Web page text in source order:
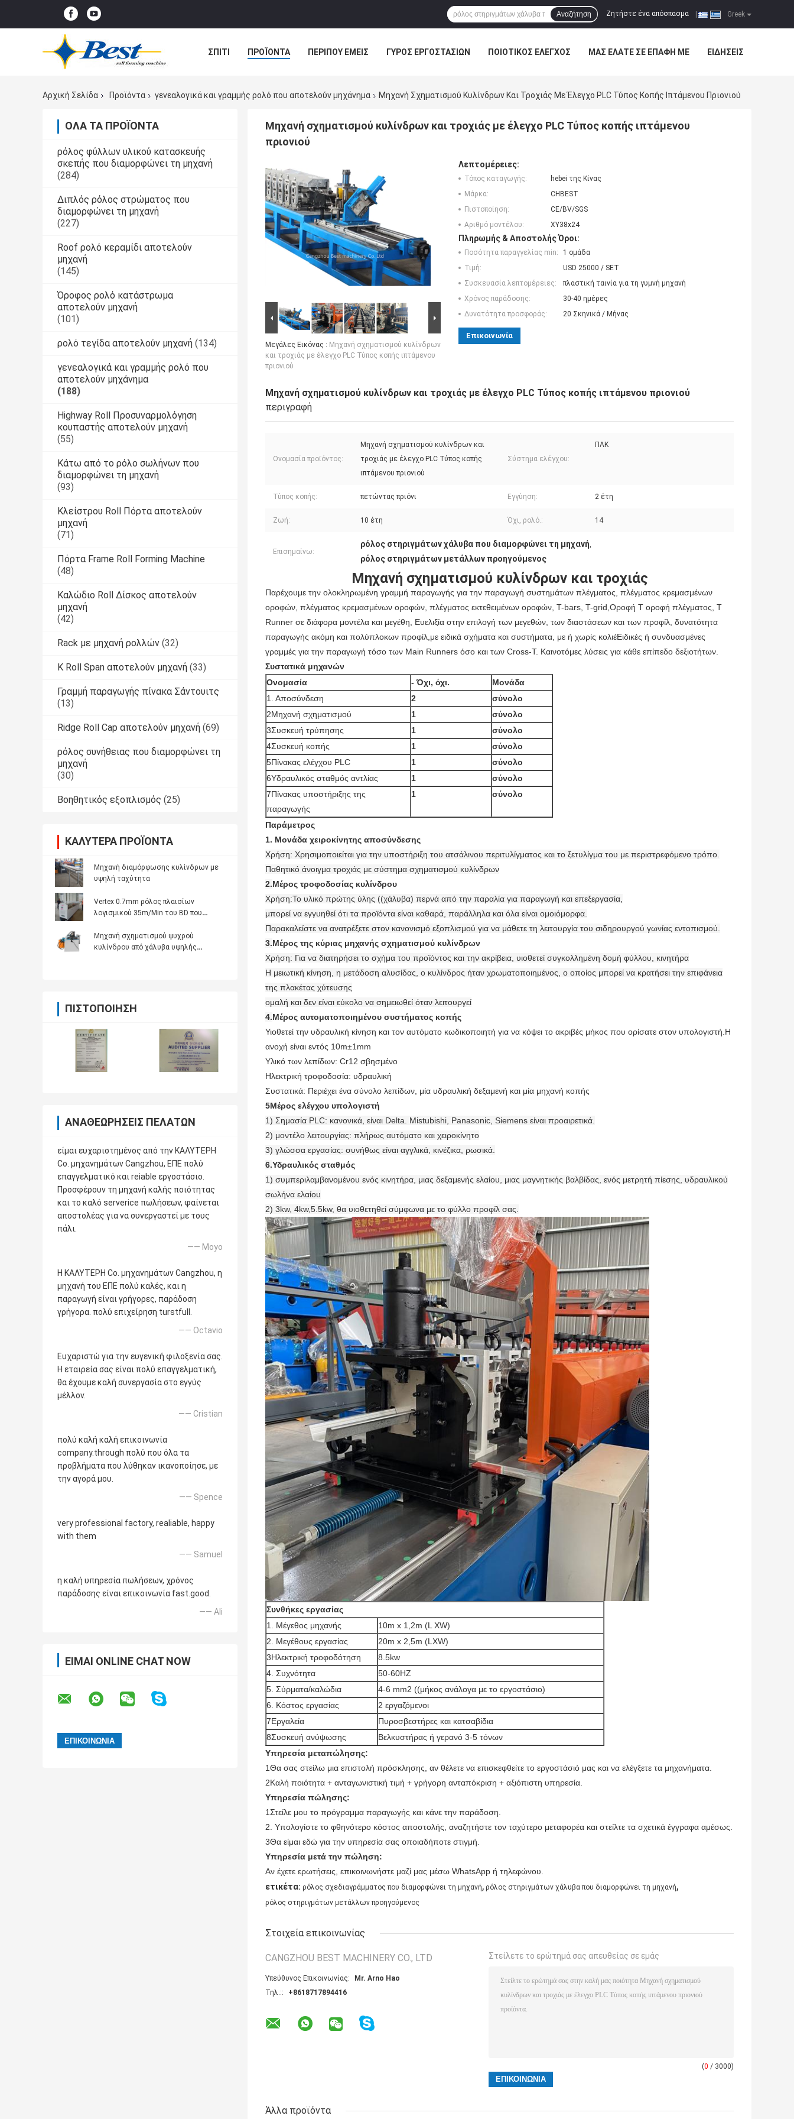
Greek
Ζητήστε ένα απόσπασμα
Αναζήτηση
ΣΠΊΤΙ ΠΡΟΪΌΝΤΑ ΠΕΡΊΠΟΥ ΕΜΕΊΣ ΓΎΡΟΣ ΕΡΓΟΣΤΑΣΊΩΝ ΠΟΙΟΤΙΚΌΣ ΈΛΕΓΧΟΣ ΜΑΣ ΕΛΆΤΕ ΣΕ ΕΠΑΦΉ ΜΕ ΕΙΔΉΣΕΙΣ
Αρχική Σελίδα
Προϊόντα γενεαλογικά και γραμμής ρολό που αποτελούν μηχάνημα Μηχανή Σχηματισμού Κυλίνδρων Και Τροχιάς Με Έλεγχο PLC Τύπος Κοπής Ιπτάμενου Πριονιού
ΌΛΑ ΤΑ ΠΡΟΪΌΝΤΑ
ρόλος φύλλων υλικού κατασκευής
σκεπής που διαμορφώνει τη μηχανή
(284)
Διπλός ρόλος στρώματος που
διαμορφώνει τη μηχανή
(227)
Roof ρολό κεραμίδι αποτελούν
μηχανή
(145)
Όροφος ρολό κατάστρωμα
αποτελούν μηχανή
(101)
ρολό τεγίδα αποτελούν μηχανή (134)
γενεαλογικά και γραμμής ρολό που
αποτελούν μηχάνημα
(188)
Highway Roll Προσυναρμολόγηση
κουπαστής αποτελούν μηχανή
(55)
Κάτω από το ρόλο σωλήνων που
διαμορφώνει τη μηχανή
(93)
Κλείστρου Roll Πόρτα αποτελούν
μηχανή
(71)
Πόρτα Frame Roll Forming Machine
(48)
Καλώδιο Roll Δίσκος αποτελούν
μηχανή
(42)
Rack με μηχανή ρολλών (32)
Κ Roll Span αποτελούν μηχανή (33)
Γραμμή παραγωγής πίνακα Σάντουιτς
(13)
Ridge Roll Cap αποτελούν μηχανή (69)
ρόλος συνήθειας που διαμορφώνει τη
μηχανή
(30)
Βοηθητικός εξοπλισμός (25)
ΚΑΛΎΤΕΡΑ ΠΡΟΪΌΝΤΑ
Μηχανή διαμόρφωσης κυλίνδρων με
υψηλή ταχύτητα
Vertex 0.7mm ρόλος πλαισίων
λογισμικού 35m/Min του BD που
Μηχανή σχηματισμού ψυχρού
κυλίνδρου από χάλυβα υψηλής
ΠΙΣΤΟΠΟΊΗΣΗ
ΑΝΑΘΕΩΡΉΣΕΙΣ ΠΕΛΑΤΏΝ
είμαι ευχαριστημένος από την ΚΑΛΥΤΕΡΗ
Co. μηχανημάτων Cangzhou, ΕΠΕ πολύ
επαγγελματικό και reiable εργοστάσιο.
Προσφέρουν τη μηχανή καλής ποιότητας
και το καλό serverice πωλήσεων, φαίνεται
αποστολέας για να συνεργαστεί με τους
πάλι.
—— Moyo
Η ΚΑΛΥΤΕΡΗ Co. μηχανημάτων Cangzhou, η
μηχανή του ΕΠΕ πολύ καλές, και η
παραγωγή είναι γρήγορες, παράδοση
γρήγορα. πολύ επιχείρηση turstfull.
—— Octavio
Ευχαριστώ για την ευγενική φιλοξενία σας.
Η εταιρεία σας είναι πολύ επαγγελματική,
θα έχουμε καλή συνεργασία στο εγγύς
μέλλον.
—— Cristian
πολύ καλή καλή επικοινωνία
company.through πολύ που όλα τα
προβλήματα που λύθηκαν ικανοποίησε, με
την αγορά μου.
—— Spence
very professional factory, realiable, happy
with them
—— Samuel
η καλή υπηρεσία πωλήσεων, χρόνος
παράδοσης είναι επικοινωνία fast.good.
—— Ali
ΕΊΜΑΙ ONLINE CHAT NOW
Μηχανή σχηματισμού κυλίνδρων και τροχιάς με έλεγχο PLC Τύπος κοπής ιπτάμενου
πριονιού
Μεγάλες Εικόνας : Μηχανή σχηματισμού κυλίνδρων
και τροχιάς με έλεγχο PLC Τύπος κοπής ιπτάμενου
πριονιού
Λεπτομέρειες:
Τόπος καταγωγής:
hebei της Κίνας
Μάρκα:
CHBEST
Πιστοποίηση:
CE/BV/SGS
Αριθμό μοντέλου:
XY38x24
Πληρωμής & Αποστολής Όροι:
Ποσότητα παραγγελίας min:
1 ομάδα
Τιμή:
USD 25000 / SET
Συσκευασία λεπτομέρειες:
πλαστική ταινία για τη γυμνή μηχανή
Χρόνος παράδοσης:
30-40 ημέρες
Δυνατότητα προσφοράς:
20 Σκηνικά / Μήνας
Επικοινωνία
Μηχανή σχηματισμού κυλίνδρων και τροχιάς με έλεγχο PLC Τύπος κοπής ιπτάμενου πριονιού
περιγραφή
Ονομασία προϊόντος:
Μηχανή σχηματισμού κυλίνδρων και
τροχιάς με έλεγχο PLC Τύπος κοπής
ιπτάμενου πριονιού
Σύστημα ελέγχου:
ΠΛΚ
Τύπος κοπής: πετώντας πριόνι Εγγύηση: 2 έτη
Ζωή: 10 έτη Όχι, ρολό.: 14
Επισημαίνω:
ρόλος στηριγμάτων χάλυβα που διαμορφώνει τη μηχανή,
ρόλος στηριγμάτων μετάλλων προηγούμενος
Μηχανή σχηματισμού κυλίνδρων και τροχιάς
Παρέχουμε την ολοκληρωμένη γραμμή παραγωγής για την παραγωγή συστημάτων πλέγματος, πλέγματος κρεμασμένων
οροφών, πλέγματος κρεμασμένων οροφών, πλέγματος εκτεθειμένων οροφών, T-bars, T-grid,Οροφή T οροφή πλέγματος, T
Runner σε διάφορα μοντέλα και μεγέθη, Ευελιξία στην επιλογή των μεγεθών, των διαστάσεων και των προφίλ, δυνατότητα
παραγωγής ακόμη και πολύπλοκων προφίλ,με ειδικά σχήματα και συστήματα, με ή χωρίς κολιέΕιδικές ή συνδυασμένες
γραμμές για την παραγωγή τόσο των Main Runners όσο και των Cross-T. Καινοτόμες λύσεις για κάθε επίπεδο δεξιοτήτων.
Συστατικά μηχανών
Ονομασία
- Όχι, όχι.
Μονάδα
1. Αποσύνδεση
2
σύνολο
2Μηχανή σχηματισμού
1
σύνολο
3Συσκευή τρύπησης
1
σύνολο
4Συσκευή κοπής
1
σύνολο
5Πίνακας ελέγχου PLC
1
σύνολο
6Υδραυλικός σταθμός αντλίας
1
σύνολο
7Πίνακας υποστήριξης της
παραγωγής
1 σύνολο
Παράμετρος
1. Μονάδα χειροκίνητης αποσύνδεσης
Χρήση: Χρησιμοποιείται για την υποστήριξη του ατσάλινου περιτυλίγματος και το ξετυλίγμα του με περιστρεφόμενο τρόπο.
Παθητικό άνοιγμα τροχιάς με σύστημα σχηματισμού κυλίνδρων
2.Μέρος τροφοδοσίας κυλίνδρου
Χρήση:Το υλικό πρώτης ύλης ((χάλυβα) περνά από την παραλία για παραγωγή και επεξεργασία,
μπορεί να εγγυηθεί ότι τα προϊόντα είναι καθαρά, παράλληλα και όλα είναι ομοιόμορφα.
Παρακαλείστε να ανατρέξετε στον κανονισμό εξοπλισμού για να μάθετε τη λειτουργία του σιδηρουργού γωνίας εντοπισμού.
3.Μέρος της κύριας μηχανής σχηματισμού κυλίνδρων
Χρήση: Για να διατηρήσει το σχήμα του προϊόντος και την ακρίβεια, υιοθετεί συγκολλημένη δομή φύλλου, κινητήρα
Η μειωτική κίνηση, η μετάδοση αλυσίδας, ο κυλίνδρος ήταν χρωματοποιημένος, ο οποίος μπορεί να κρατήσει την επιφάνεια
της πλακέτας χύτευσης
ομαλή και δεν είναι εύκολο να σημειωθεί όταν λειτουργεί
4.Μέρος αυτοματοποιημένου συστήματος κοπής
Υιοθετεί την υδραυλική κίνηση και τον αυτόματο κωδικοποιητή για να κόψει το ακριβές μήκος που ορίσατε στον υπολογιστή.Η
ανοχή είναι εντός 10m±1mm
Υλικό των λεπίδων: Cr12 σβησμένο
Ηλεκτρική τροφοδοσία: υδραυλική
Συστατικά: Περιέχει ένα σύνολο λεπίδων, μία υδραυλική δεξαμενή και μία μηχανή κοπής
5Μέρος ελέγχου υπολογιστή
1) Σημασία PLC: κανονικά, είναι Delta. Mistubishi, Panasonic, Siemens είναι προαιρετικά.
2) μοντέλο λειτουργίας: πλήρως αυτόματο και χειροκίνητο
3) γλώσσα εργασίας: συνήθως είναι αγγλικά, κινέζικα, ρωσικά.
6.Υδραυλικός σταθμός
1) συμπεριλαμβανομένου ενός κινητήρα, μιας δεξαμενής ελαίου, μιας μαγνητικής βαλβίδας, ενός μετρητή πίεσης, υδραυλικού
σωλήνα ελαίου
2) 3kw, 4kw,5.5kw, θα υιοθετηθεί σύμφωνα με το φύλλο προφίλ σας.
Συνθήκες εργασίας
1. Μέγεθος μηχανής
10m x 1,2m (L XW)
2. Μεγέθους εργασίας
20m x 2,5m (LXW)
3Ηλεκτρική τροφοδότηση
8.5kw
4. Συχνότητα
50-60HZ
5. Σύρματα/καλώδια
4-6 mm2 ((μήκος ανάλογα με το εργοστάσιο)
6. Κόστος εργασίας
2 εργαζόμενοι
7Εργαλεία
Πυροσβεστήρες και κατσαβίδια
8Συσκευή ανύψωσης
Βελκυστήρας ή γερανό 3-5 τόνων
Υπηρεσία μεταπώλησης:
1Θα σας στείλω μια επιστολή πρόσκλησης, αν θέλετε να επισκεφθείτε το εργοστάσιό μας και να ελέγξετε τα μηχανήματα.
2Καλή ποιότητα + ανταγωνιστική τιμή + γρήγορη ανταπόκριση + αξιόπιστη υπηρεσία.
Υπηρεσία πώλησης:
1Στείλε μου το πρόγραμμα παραγωγής και κάνε την παράδοση.
2. Υπολογίστε το φθηνότερο κόστος αποστολής, αναζητήστε τον ταχύτερο μεταφορέα και στείλτε τα σχετικά έγγραφα αμέσως.
3Θα είμαι εδώ για την υπηρεσία σας οποιαδήποτε στιγμή.
Υπηρεσία μετά την πώληση:
Αν έχετε ερωτήσεις, επικοινωνήστε μαζί μας μέσω WhatsApp ή τηλεφώνου.
ετικέτα: ρόλος σχεδιαγράμματος που διαμορφώνει τη μηχανή, ρόλος στηριγμάτων χάλυβα που διαμορφώνει τη μηχανή,
ρόλος στηριγμάτων μετάλλων προηγούμενος
Στοιχεία επικοινωνίας
CANGZHOU BEST MACHINERY CO., LTD
Υπεύθυνος Επικοινωνίας:
Mr. Arno Hao
Τηλ.::
+8618717894416
Στείλετε το ερώτημά σας απευθείας σε εμάς
(0 / 3000)
Άλλα προϊόντα